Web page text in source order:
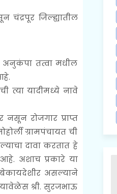
चंद्रपूर जिल्ह्यातील
अनुकंपा तत्वा मधील
त्या यादीमध्ये नावे
नसून रोजगार प्राप्त
ग्रामपंचायत ची
दावा करतात हे
अशाच प्रकारे या
बेकायदेशीर असल्याने
श्री. सुरजभाऊ